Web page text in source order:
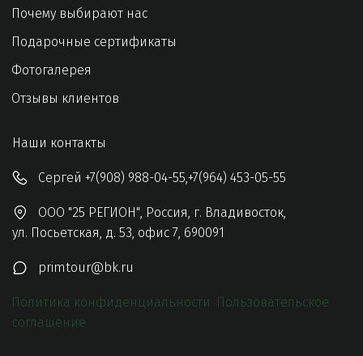
Почему выбирают нас
Подарочные сертификаты
Фотогалерея
Отзывы клиентов
Наши контакты
ООО "25 РЕГИОН", Россия, г. Владивосток,
ул. Посьетская, д. 53, офис 7, 690091
Сергей +7(908) 988-04-55,+7(964) 453-05-55
primtour@bk.ru
Политика конфиденциальности Пользовательское
соглашение